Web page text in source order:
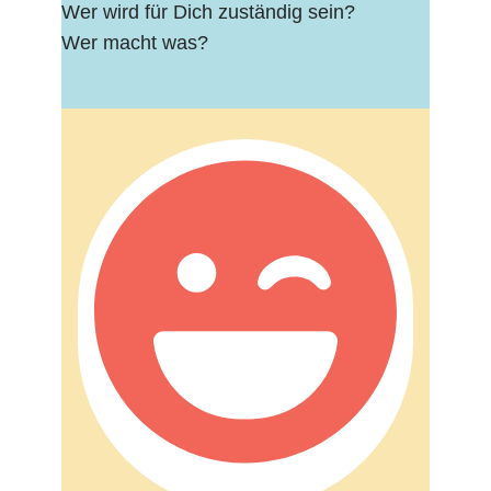
Wer wird für Dich zuständig sein?
Wer macht was?